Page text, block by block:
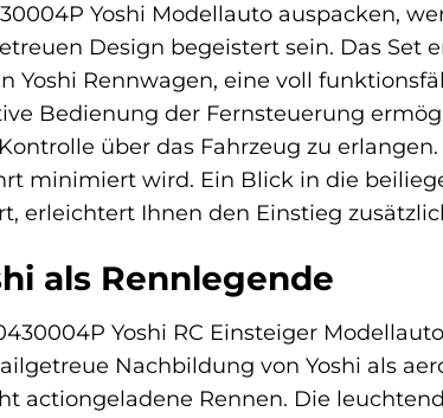
Yoshi Modellauto auspacken,
Design begeistert sein. Das Set
Yoshi Rennwagen, eine voll
Bedienung der Fernsteuerung
über das Fahrzeug zu
minimiert wird. Ein Blick in die
erleichtert Ihnen den Einstieg
als Rennlegende
Yoshi RC Einsteiger
Nachbildung von Yoshi als
actiongeladene Rennen. Die